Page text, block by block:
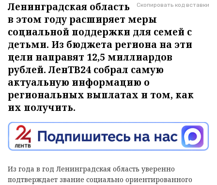
Скопировать код вставки
Ленинградская область
в этом году расширяет меры
социальной поддержки для семей с
детьми. Из бюджета региона на эти
цели направят 12,5 миллиардов
рублей. ЛенТВ24 собрал самую
актуальную информацию о
региональных выплатах и том, как
их получить.
Из года в год Ленинградская область уверенно
подтверждает звание социально ориентированного